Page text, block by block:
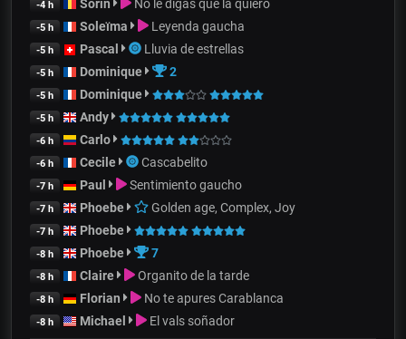
-4 h Sorin No le digas que la quiero
-5 h Soleïma Leyenda gaucha
-5 h Pascal Lluvia de estrellas
-5 h Dominique 2
-5 h Dominique
-5 h Andy
-6 h Carlo
-6 h Cecile Cascabelito
-7 h Paul Sentimiento gaucho
-7 h Phoebe Golden age, Complex, Joy
-7 h Phoebe
-8 h Phoebe 7
-8 h Claire Organito de la tarde
-8 h Florian No te apures Carablanca
-8 h Michael El vals soñador